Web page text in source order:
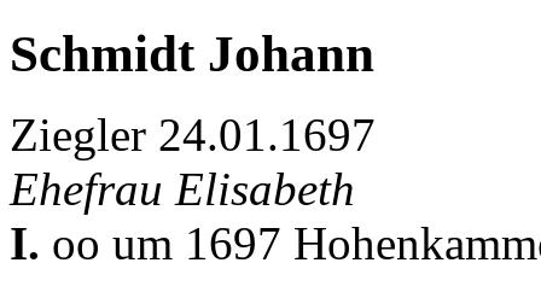
Schmidt Johann
Ziegler 24.01.1697
Ehefrau Elisabeth
I. oo um 1697